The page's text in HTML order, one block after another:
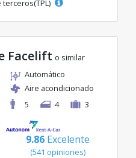
Facelift o similar
Automático
Aire acondicionado
5
4 3
9.86 Excelente
(541 opiniones)